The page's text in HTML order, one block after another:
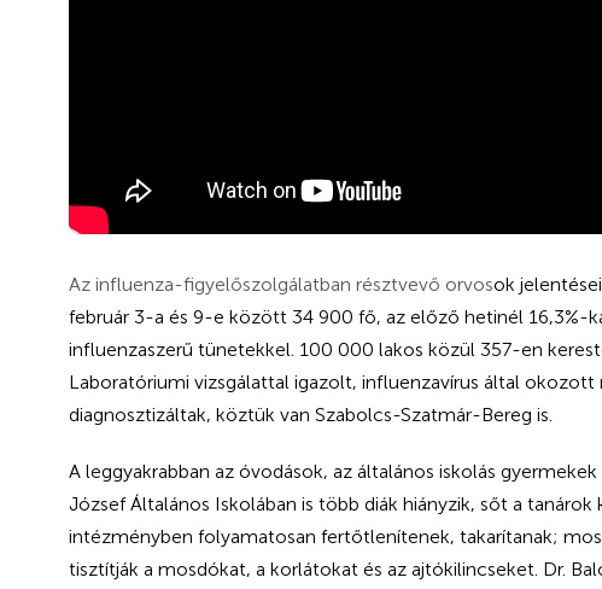
Az influenza-figyelőszolgálatban résztvevő orvosok
február 3-a és 9-e között 34 900 fő, az előző hetinél 16,3%-
influenzaszerű tünetekkel. 100 000 lakos közül 357-en
Laboratóriumi vizsgálattal igazolt, influenzavírus által
diagnosztizáltak, köztük van Szabolcs-Szatmár-Bereg is.
A leggyakrabban az óvodások, az általános iskolás
József Általános Iskolában is több diák hiányzik, sőt a
intézményben folyamatosan fertőtlenítenek, takarítanak;
tisztítják a mosdókat, a korlátokat és az ajtókilincseket. Dr.